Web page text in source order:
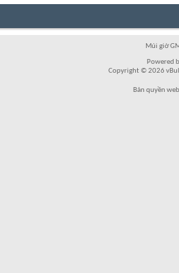
Múi giờ
Powered
Copyright © 2026
Bản quyền